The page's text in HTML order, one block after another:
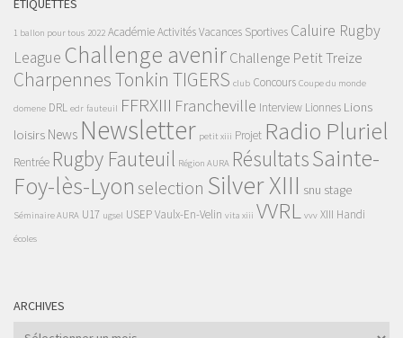
ÉTIQUETTES
1 ballon pour tous 2022 AcadémieActivités Vacances Sportives Caluire Rugby
League Challenge avenirChallenge Petit Treize
Charpennes Tonkin TIGERS club Concours Coupe du monde
domene DRL edr fauteuil FFRXIII Francheville Interview Lionnes Lions
loisirs News Newsletter petit xiii Projet Radio Pluriel
Rentrée Rugby Fauteuil Région AURA RésultatsSainte-
Foy-lès-Lyon selection Silver XIII snu stage
Séminaire AURA U17 ugsel USEPVaulx-En-Velin vita xiii VVRL vvv XIII Handi
écoles
ARCHIVES
Archives